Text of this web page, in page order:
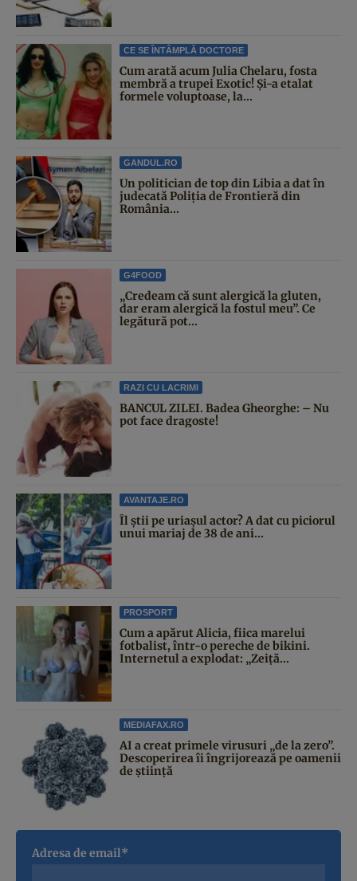
CE SE ÎNTÂMPLĂ DOCTORE
Cum arată acum Julia Chelaru, fosta
membră a trupei Exotic! Și-a etalat
formele voluptoase, la...
GANDUL.RO
Un politician de top din Libia a dat în
judecată Poliția de Frontieră din
România...
G4FOOD
„Credeam că sunt alergică la gluten,
dar eram alergică la fostul meu”. Ce
legătură pot...
RAZI CU LACRIMI
BANCUL ZILEI. Badea Gheorghe: – Nu
pot face dragoste!
AVANTAJE.RO
Îl știi pe uriașul actor? A dat cu piciorul
unui mariaj de 38 de ani...
PROSPORT
Cum a apărut Alicia, fiica marelui
fotbalist, într-o pereche de bikini.
Internetul a explodat: „Zeiță...
MEDIAFAX.RO
AI a creat primele virusuri „de la zero”.
Descoperirea îi îngrijorează pe oamenii
de știință
Adresa de email*